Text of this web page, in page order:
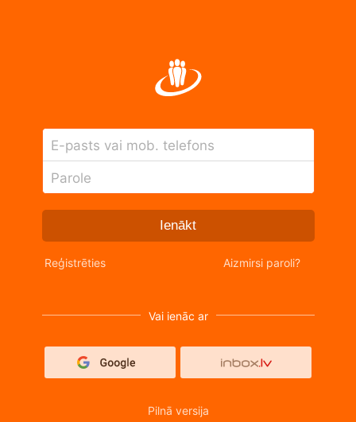
E-pasts vai mob. telefons
Parole
Ienākt
Reģistrēties Aizmirsi paroli?
Vai ienāc ar
Pilnā versija